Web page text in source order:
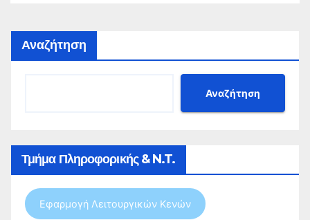
Αναζήτηση
Αναζήτηση
Τμήμα Πληροφορικής & N.T.
Εφαρμογή Λειτουργικών Κενών